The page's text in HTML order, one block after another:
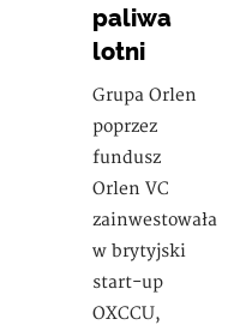
paliwa
lotni
Grupa Orlen
poprzez
fundusz
Orlen VC
zainwestowała
w brytyjski
start-up
OXCCU,